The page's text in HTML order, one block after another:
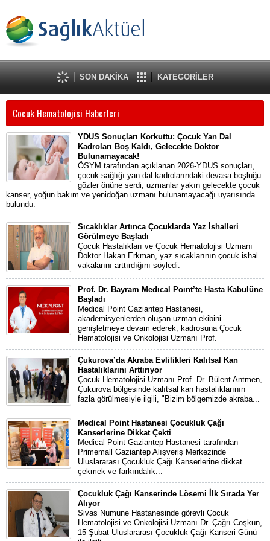
SON DAKİKA KATEGORİLER
Cocuk Hematolojisi Haberleri
YDUS Sonuçları Korkuttu: Çocuk Yan Dal
Kadroları Boş Kaldı, Gelecekte Doktor
Bulunamayacak!
ÖSYM tarafından açıklanan 2026-YDUS sonuçları,
çocuk sağlığı yan dal kadrolarındaki devasa boşluğu
gözler önüne serdi; uzmanlar yakın gelecekte çocuk
kanser, yoğun bakım ve yenidoğan uzmanı bulunamayacağı uyarısında
bulundu.
Sıcaklıklar Artınca Çocuklarda Yaz İshalleri
Görülmeye Başladı
Çocuk Hastalıkları ve Çocuk Hematolojisi Uzmanı
Doktor Hakan Erkman, yaz sıcaklarının çocuk ishal
vakalarını arttırdığını söyledi.
Prof. Dr. Bayram Medıcal Poınt’te Hasta Kabulüne
Başladı
Medical Point Gaziantep Hastanesi,
akademisyenlerden oluşan uzman ekibini
genişletmeye devam ederek, kadrosuna Çocuk
Hematolojisi ve Onkolojisi Uzmanı Prof.
Çukurova’da Akraba Evlilikleri Kalıtsal Kan
Hastalıklarını Arttırıyor
Çocuk Hematolojisi Uzmanı Prof. Dr. Bülent Antmen,
Çukurova bölgesinde kalıtsal kan hastalıklarının
fazla görülmesiyle ilgili, "Bizim bölgemizde akraba...
Medical Point Hastanesi Çocukluk Çağı
Kanserlerine Dikkat Çekti
Medical Point Gaziantep Hastanesi tarafından
Primemall Gaziantep Alışveriş Merkezinde
Uluslararası Çocukluk Çağı Kanserlerine dikkat
çekmek ve farkındalık...
Çocukluk Çağı Kanserinde Lösemi İlk Sırada Yer
Alıyor
Sivas Numune Hastanesinde görevli Çocuk
Hematolojisi ve Onkolojisi Uzmanı Dr. Çağrı Coşkun,
15 Şubat Uluslararası Çocukluk Çağı Kanseri Günü